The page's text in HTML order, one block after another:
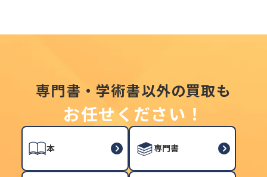
専門書・学術書以外の買取も
お任せください！
本 専門書